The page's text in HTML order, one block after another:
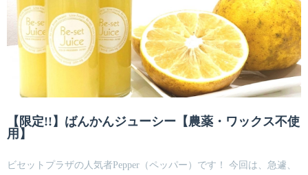
【限定!!】ばんかんジューシー【農薬・ワックス不使
用】
ビセットプラザの人気者Pepper（ペッパー）です！ 今回は、急遽、